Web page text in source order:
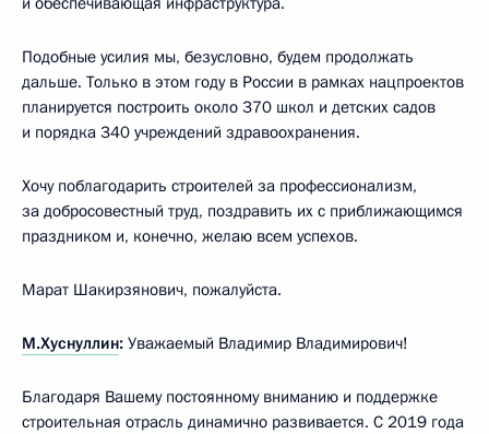
Подобные усилия мы, безусловно, будем продолжать
дальше. Только в этом году в России в рамках нацпроектов
планируется построить около 370 школ и детских садов
и порядка 340 учреждений здравоохранения.
Хочу поблагодарить строителей за профессионализм,
за добросовестный труд, поздравить их с приближающимся
праздником и, конечно, желаю всем успехов.
Марат Шакирзянович, пожалуйста.
М.Хуснуллин: Уважаемый Владимир Владимирович!
Благодаря Вашему постоянному вниманию и поддержке
строительная отрасль динамично развивается. С 2019 года